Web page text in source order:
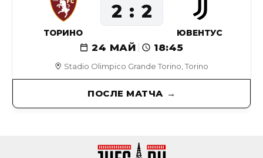
Stadio Olimpico Grande Torino, Torino
24 МАЙ 18:45
ТОРИНО
2 2
ЮВЕНТУС
ПОСЛЕ МАТЧА